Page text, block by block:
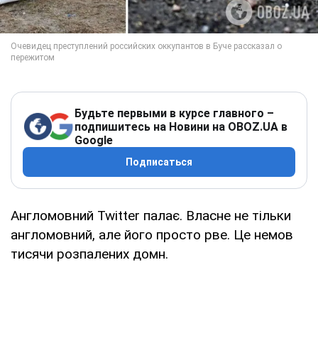
Будьте первыми в курсе главного –
подпишитесь на Новини на OBOZ.UA в
Google
Подписаться
Англомовний Twitter палає. Власне не тільки
англомовний, але його просто рве. Це немов
тисячи розпалених домн.